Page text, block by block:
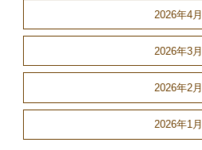
2026年4月
2026年3月
2026年2月
2026年1月